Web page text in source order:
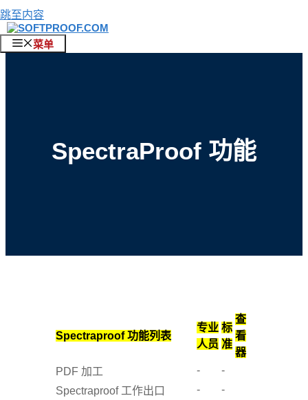
跳至内容
菜单
SpectraProof 功能
Spectraproof 功能列表
专业
人员
标
准
查
看
器
PDF 加工
-
-
Spectraproof 工作出口
-
-